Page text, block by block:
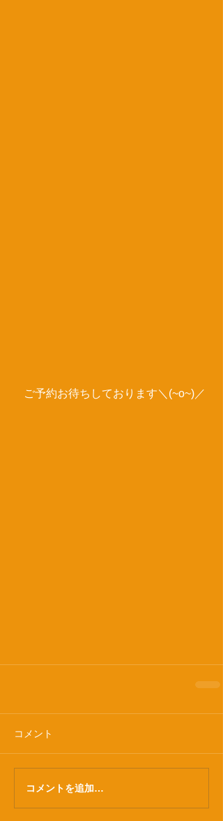
ご予約お待ちしております＼(~o~)／
コメント
コメントを追加…